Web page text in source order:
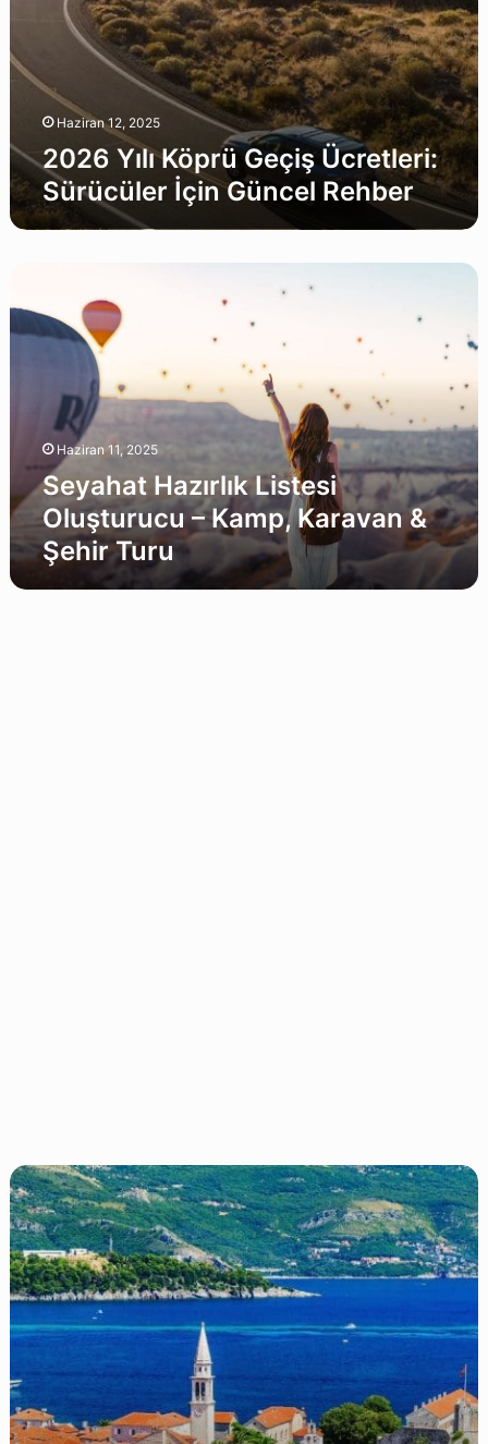
Haziran 12, 2025
2026 Yılı Köprü Geçiş Ücretleri:
Sürücüler İçin Güncel Rehber
Listesi
Oluşturucu
Karavan
Şehir
Haziran 11, 2025
Seyahat Hazırlık Listesi
Oluşturucu – Kamp, Karavan &
Şehir Turu
Gezi
Planlama:
Seyahat
Bütçesi
Nasıl
Hazırlanır?